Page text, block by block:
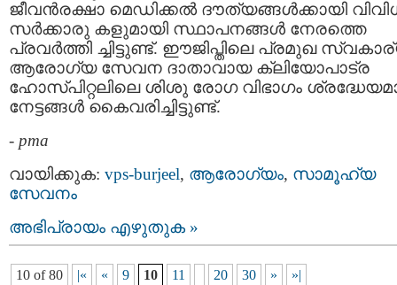
ജീവൻരക്ഷാ മെഡിക്കൽ ദൗത്യങ്ങൾക്കായി
സർക്കാരു കളുമായി സ്ഥാപനങ്ങൾ നേരത്തെ
പ്രവർത്തി ച്ചിട്ടുണ്ട്. ഈജിപ്തിലെ പ്രമുഖ
ആരോഗ്യ സേവന ദാതാവായ ക്ലിയോപാട്ര
ഹോസ്പിറ്റലിലെ ശിശു രോഗ വിഭാഗം
നേട്ടങ്ങൾ കൈവരിച്ചിട്ടുണ്ട്.
- pma
വായിക്കുക: vps-burjeel, ആരോഗ്യം, സാമൂഹ്യ
സേവനം
അഭിപ്രായം എഴുതുക »
10 of 80 |« « 9 10 11 20 30 » »|